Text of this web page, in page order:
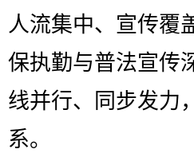
人流集中、宣传覆
保执勤与普法宣传
线并行、同步发力
系。